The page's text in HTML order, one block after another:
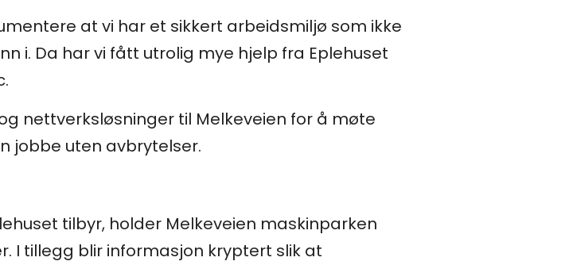
at vi har et sikkert arbeidsmiljø som ikke
i. Da har vi fått utrolig mye hjelp fra Eplehuset
nettverksløsninger til Melkeveien for å møte
jobbe uten avbrytelser.
tilbyr, holder Melkeveien maskinparken
I tillegg blir informasjon kryptert slik at